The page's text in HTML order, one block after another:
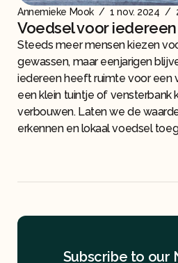
Annemieke Mook / 1 nov. 2024 /
Voedsel voor iedereen
Steeds meer mensen kiezen
gewassen, maar eenjarigen
iedereen heeft ruimte voor een
een klein tuintje of vensterbank
verbouwen. Laten we de
erkennen en lokaal voedsel
Subscribe to our